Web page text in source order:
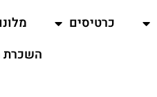
כרטיסים
השכרת